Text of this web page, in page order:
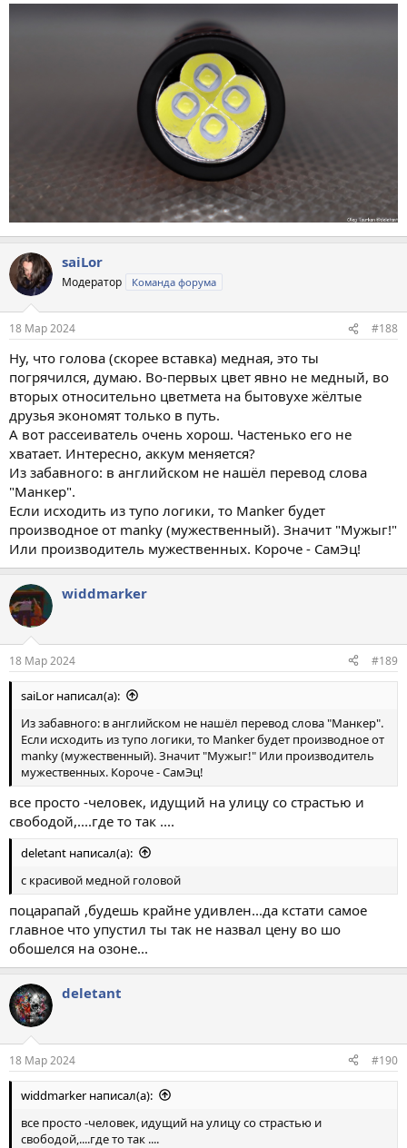
saiLor
Модератор Команда форума
18 Мар 2024 #188
Ну, что голова (скорее вставка) медная, это ты
погрячился, думаю. Во-первых цвет явно не медный, во
вторых относительно цветмета на бытовухе жёлтые
друзья экономят только в путь.
А вот рассеиватель очень хорош. Частенько его не
хватает. Интересно, аккум меняется?
Из забавного: в английском не нашёл перевод слова
"Манкер".
Если исходить из тупо логики, то Manker будет
производное от manky (мужественный). Значит "Мужыг!"
Или производитель мужественных. Короче - СамЭц!
widdmarker
18 Мар 2024 #189
saiLor написал(а):
Из забавного: в английском не нашёл перевод слова "Манкер".
Если исходить из тупо логики, то Manker будет производное от
manky (мужественный). Значит "Мужыг!" Или производитель
мужественных. Короче - СамЭц!
все просто -человек, идущий на улицу со страстью и
свободой,....где то так ....
deletant написал(а):
с красивой медной головой
поцарапай ,будешь крайне удивлен...да кстати самое
главное что упустил ты так не назвал цену во шо
обошелся на озоне...
deletant
18 Мар 2024 #190
widdmarker написал(а):
все просто -человек, идущий на улицу со страстью и
свободой,....где то так ....